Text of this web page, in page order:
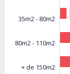
35m2 - 80m2
80m2 - 110m2
+ de 150m2